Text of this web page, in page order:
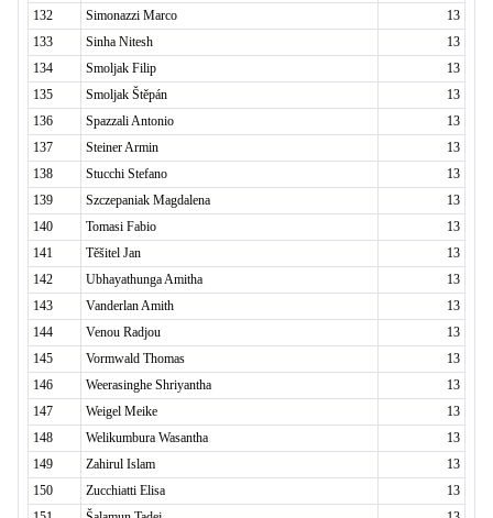
132
Simonazzi Marco
13
133
Sinha Nitesh
13
134
Smoljak Filip
13
135
Smoljak Štěpán
13
136
Spazzali Antonio
13
137
Steiner Armin
13
138
Stucchi Stefano
13
139
Szczepaniak Magdalena
13
140
Tomasi Fabio
13
141
Těšitel Jan
13
142
Ubhayathunga Amitha
13
143
Vanderlan Amith
13
144
Venou Radjou
13
145
Vormwald Thomas
13
146
Weerasinghe Shriyantha
13
147
Weigel Meike
13
148
Welikumbura Wasantha
13
149
Zahirul Islam
13
150
Zucchiatti Elisa
13